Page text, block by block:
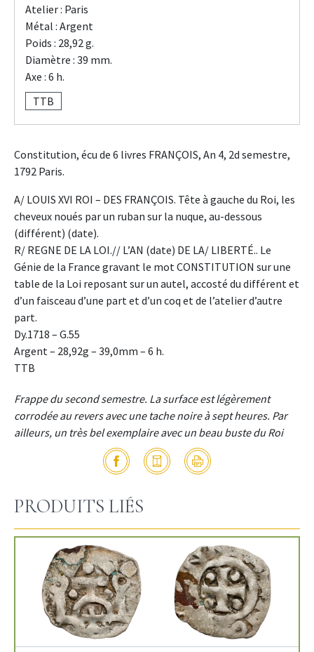
Atelier : Paris
Métal : Argent
Poids : 28,92 g.
Diamètre : 39 mm.
Axe : 6 h.
TTB
Constitution, écu de 6 livres FRANÇOIS, An 4, 2d semestre,
1792 Paris.
A/ LOUIS XVI ROI – DES FRANÇOIS. Tête à gauche du Roi, les
cheveux noués par un ruban sur la nuque, au-dessous
(différent) (date).
R/ REGNE DE LA LOI.// L’AN (date) DE LA/ LIBERTÉ.. Le
Génie de la France gravant le mot CONSTITUTION sur une
table de la Loi reposant sur un autel, accosté du différent et
d’un faisceau d’une part et d’un coq et de l’atelier d’autre
part.
Dy.1718 – G.55
Argent – 28,92g – 39,0mm – 6 h.
TTB
Frappe du second semestre. La surface est légèrement
corrodée au revers avec une tache noire à sept heures. Par
ailleurs, un très bel exemplaire avec un beau buste du Roi
PRODUITS LIÉS